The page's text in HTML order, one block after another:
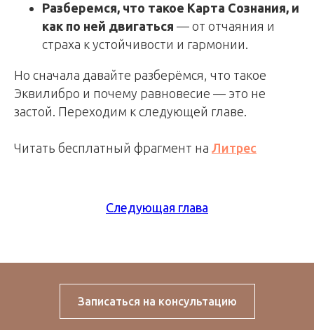
Разберемся, что такое Карта Сознания, и
как по ней двигаться — от отчаяния и
страха к устойчивости и гармонии.
Но сначала давайте разберёмся, что такое
Эквилибро и почему равновесие — это не
застой. Переходим к следующей главе.
Читать бесплатный фрагмент на Литрес
Следующая глава
Записаться на консультацию